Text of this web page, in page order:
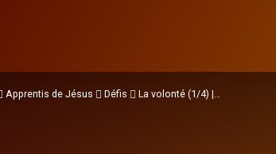
Apprentis de Jésus Défis La volonté (1/4) |…